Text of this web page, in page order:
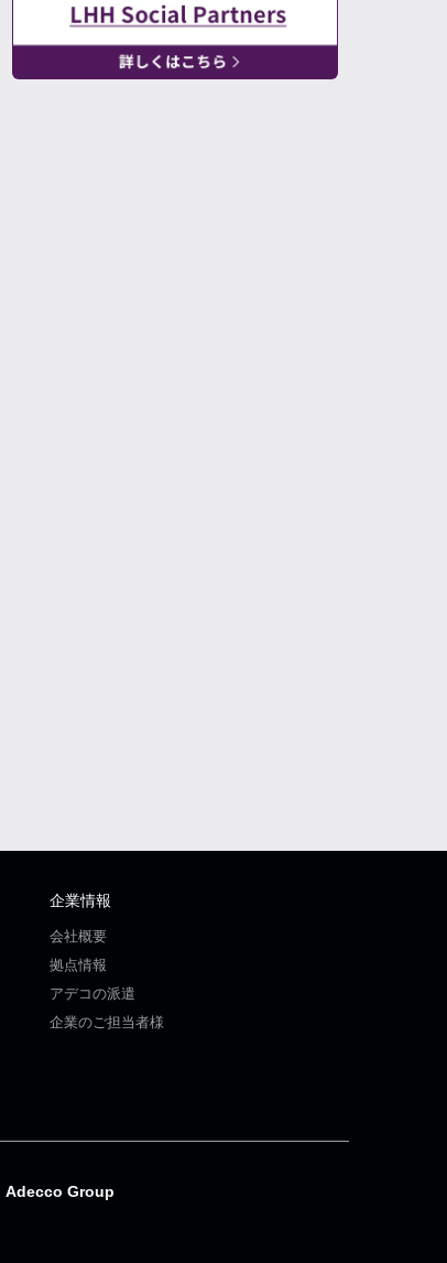
企業情報
会社概要
拠点情報
アデコの派遣
企業のご担当者様
Adecco Group